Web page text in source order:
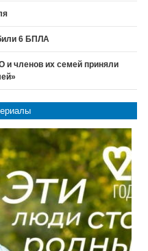
6 БПЛА
и членов их семей приняли